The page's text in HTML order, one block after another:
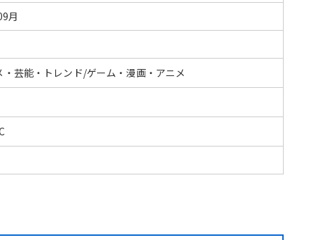
月
・芸能・トレンド/ゲーム・漫画・アニメ